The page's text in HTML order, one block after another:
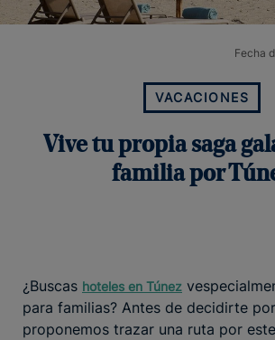
Fecha
VACACIONES
Vive tu propia saga
familia por
¿Buscas hoteles en Túnez
para familias? Antes de decidirte
proponemos trazar una ruta por